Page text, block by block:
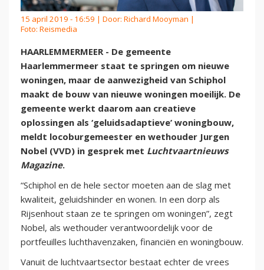
15 april 2019 - 16:59 | Door: Richard Mooyman |
Foto: Reismedia
HAARLEMMERMEER - De gemeente
Haarlemmermeer staat te springen om nieuwe
woningen, maar de aanwezigheid van Schiphol
maakt de bouw van nieuwe woningen moeilijk. De
gemeente werkt daarom aan creatieve
oplossingen als ‘geluidsadaptieve’ woningbouw,
meldt locoburgemeester en wethouder Jurgen
Nobel (VVD) in gesprek met Luchtvaartnieuws
Magazine.
“Schiphol en de hele sector moeten aan de slag met
kwaliteit, geluidshinder en wonen. In een dorp als
Rijsenhout staan ze te springen om woningen”, zegt
Nobel, als wethouder verantwoordelijk voor de
portfeuilles luchthavenzaken, financiën en woningbouw.
Vanuit de luchtvaartsector bestaat echter de vrees